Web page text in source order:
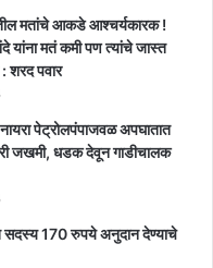
मतांचे आकडे आश्चर्यकारक !
यांना मतं कमी पण त्यांचे जास्त
शरद पवार
पेट्रोलपंपाजवळ अपघातात
जखमी, धडक देवून गाडीचालक
सदस्य 170 रुपये अनुदान देण्याचे